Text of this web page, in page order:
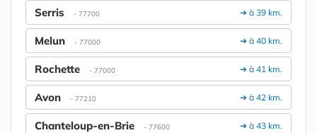
➔ à 39 km.
Serris - 77700
➔ à 40 km.
Melun - 77000
➔ à 41 km.
Rochette - 77000
➔ à 42 km.
Avon - 77210
➔ à 43 km.
Chanteloup-en-Brie - 77600